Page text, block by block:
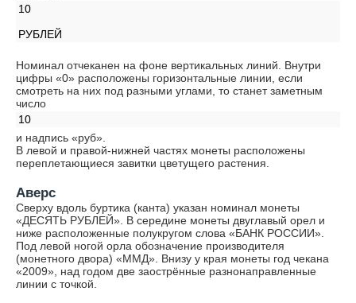
10
РУБЛЕЙ
Номинал отчеканен на фоне вертикальных линий. Внутри
цифры «0» расположены горизонтальные линии, если
смотреть на них под разными углами, то станет заметным
число
10
и надпись «руб».
В левой и правой-нижней частях монеты расположены
переплетающиеся завитки цветущего растения.
Аверс
Сверху вдоль буртика (канта) указан номинал монеты
«ДЕСЯТЬ РУБЛЕЙ». В середине монеты двуглавый орел и
ниже расположенные полукругом слова «БАНК РОССИИ».
Под левой ногой орла обозначение производителя
(монетного двора) «ММД». Внизу у края монеты год чекана
«2009», над годом две заострённые разнонаправленные
линии с точкой.